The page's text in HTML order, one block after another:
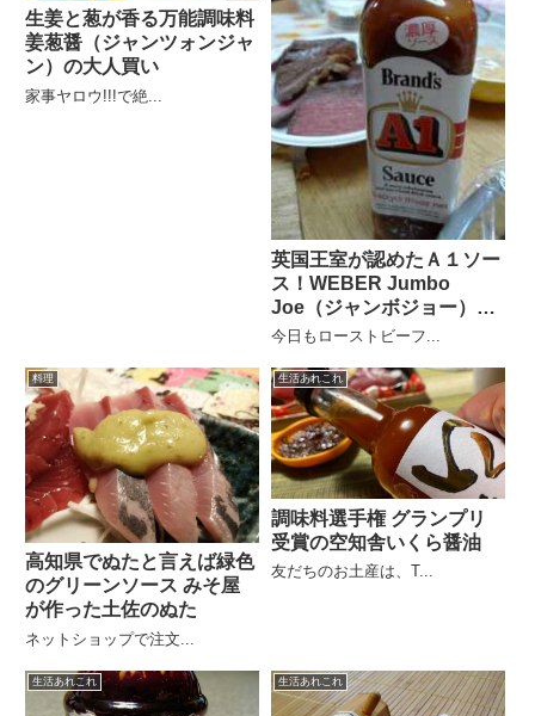
生姜と葱が香る万能調味料
姜葱醤（ジャンツォンジャ
ン）の大人買い
家事ヤロウ!!!で絶...
英国王室が認めたＡ１ソー
ス！WEBER Jumbo
Joe（ジャンボジョー）で
ローストビーフ
今日もローストビーフ...
料理
高知県でぬたと言えば緑色
のグリーンソース みそ屋
が作った土佐のぬた
ネットショップで注文...
生活あれこれ
調味料選手権 グランプリ
受賞の空知舎いくら醤油
友だちのお土産は、T...
生活あれこれ 生活あれこれ